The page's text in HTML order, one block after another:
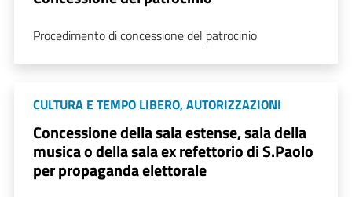
Procedimento di concessione del patrocinio
CULTURA E TEMPO LIBERO,AUTORIZZAZIONI
Concessione della sala estense, sala della
musica o della sala ex refettorio di S.Paolo
per propaganda elettorale